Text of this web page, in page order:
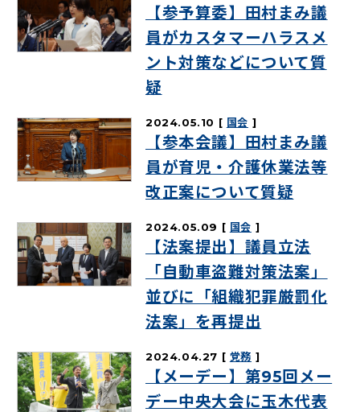
【参予算委】田村まみ議
員がカスタマーハラスメ
ント対策などについて質
疑
2024.05.10 国会
【参本会議】田村まみ議
員が育児・介護休業法等
改正案について質疑
2024.05.09 国会
【法案提出】議員立法
「自動車盗難対策法案」
並びに「組織犯罪厳罰化
法案」を再提出
2024.04.27 党務
【メーデー】第95回メー
デー中央大会に玉木代表